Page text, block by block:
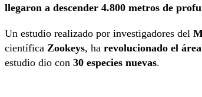
llegaron a descender 4.800 metros de
Un estudio realizado por investigadores del
científica Zookeys, ha revolucionado el
estudio dio con 30 especies nuevas.